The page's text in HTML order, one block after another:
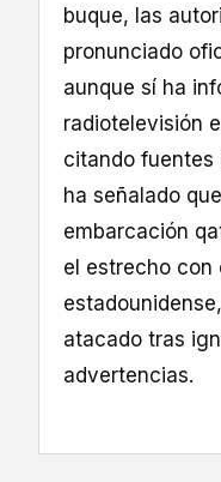
buque, las
pronunciado
aunque sí ha
radiotelevisión
citando fuentes
ha señalado
embarcación
el estrecho con
atacado tras
advertencias.